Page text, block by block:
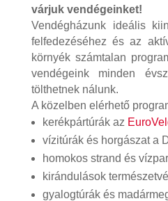
várjuk vendégeinket!
Vendégházunk ideális
felfedezéséhez és az
környék számtalan
vendégeink minden
tölthetnek nálunk.
A közelben elérhető
kerékpártúrák az
vízitúrák és horgászat a
homokos strand és
kirándulások
gyalogtúrák és